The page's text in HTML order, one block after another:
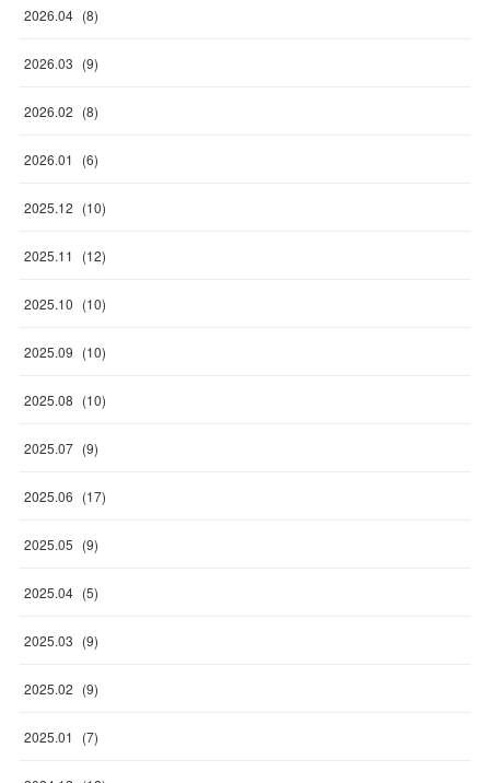
2026.04 (8)
2026.03 (9)
2026.02 (8)
2026.01 (6)
2025.12 (10)
2025.11 (12)
2025.10 (10)
2025.09 (10)
2025.08 (10)
2025.07 (9)
2025.06 (17)
2025.05 (9)
2025.04 (5)
2025.03 (9)
2025.02 (9)
2025.01 (7)